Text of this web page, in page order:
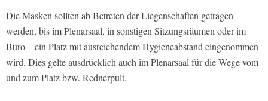
Die Masken sollten ab Betreten der Liegenschaften getragen
werden, bis im Plenarsaal, in sonstigen Sitzungsräumen oder im
Büro – ein Platz mit ausreichendem Hygieneabstand eingenommen
wird. Dies gelte ausdrücklich auch im Plenarsaal für die Wege vom
und zum Platz bzw. Rednerpult.